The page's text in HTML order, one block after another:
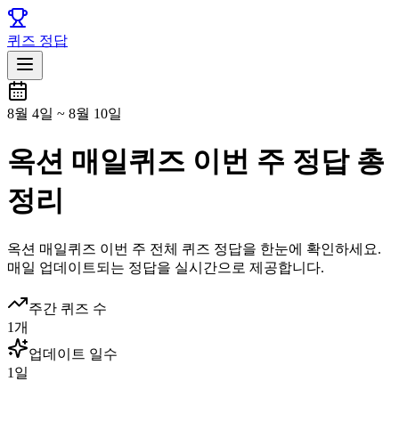
퀴즈 정답
8월 4일 ~ 8월 10일
옥션 매일퀴즈 이번 주 정답 총
정리
옥션 매일퀴즈 이번 주 전체 퀴즈 정답을 한눈에 확인하세요.
매일 업데이트되는 정답을 실시간으로 제공합니다.
주간 퀴즈 수
1개
업데이트 일수
1 일